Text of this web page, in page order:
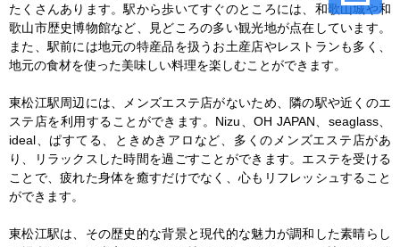
たくさんあります。駅から歩いてすぐのところには、和歌山城や和
歌山市歴史博物館など、見どころの多い観光地が点在しています。
また、駅前には地元の特産品を扱うお土産店やレストランも多く、
地元の食材を使った美味しい料理を楽しむことができます。
東松江駅周辺には、メンズエステ店がないため、隣の駅や近くのエ
ステ店を利用することができます。Nizu、OH JAPAN、seaglass、
ideal、ぱすてる、ときめきアロなど、多くのメンズエステ店があ
り、リラックスした時間を過ごすことができます。エステを受ける
ことで、疲れた身体を癒すだけでなく、心もリフレッシュすること
ができます。
東松江駅は、その歴史的な背景と現代的な魅力が調和した素晴らし